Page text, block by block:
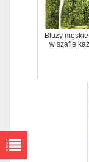
Bluzy
w szafie